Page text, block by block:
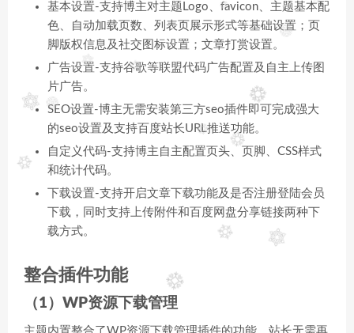
基本设置-支持博主对主题Logo、favicon、主题基本配
色、自动加载页数、列表页展示形式等基础设置；页
脚版权信息及社交图标设置；文章打赏设置。
广告设置-支持谷歌等联盟代码广告配置及自主上传图
片广告。
SEO设置-博主无需安装第三方seo插件即可完成强大
的seo设置及支持百度站长URL推送功能。
自定义代码-支持博主自主配置页头、页脚、CSS样式
和统计代码。
下载设置-支持开启文章下载功能及是否注册登陆会员
下载，同时支持上传附件和百度网盘分享链接两种下
载方式。
整合插件功能
（1）WP资源下载管理